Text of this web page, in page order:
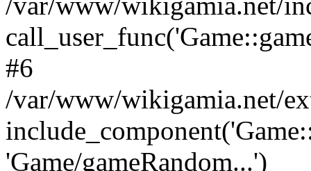
#6
/var/www/wikigamia.net/
'Game/gameRandom...')